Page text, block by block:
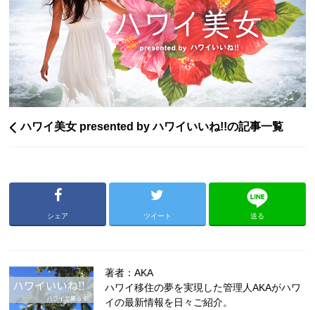
ハワイ美女 presented by ハワイいいね!!の記事一覧
シェア ツイート 送る
著者：AKA
ハワイ移住の夢を実現した管理人AKAがハワ
イの最新情報を日々ご紹介。